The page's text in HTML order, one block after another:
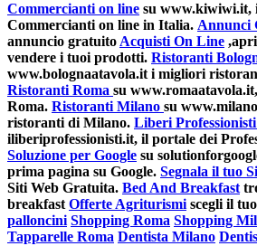
Commercianti on line su www.kiwiwi.it,
Commercianti on line in Italia. Annunci
annuncio gratuito Acquisti On Line
vendere i tuoi prodotti. Ristoranti
www.bolognaatavola.it i migliori
Ristoranti Roma su
Roma. Ristoranti Milano su
ristoranti di Milano. Liberi Professionisti
iliberiprofessionisti.it, il portale dei
Soluzione per Google su
prima pagina su Google. Segnala il tuo
Siti Web Gratuita. Bed And Breakfast
breakfast Offerte Agriturismi scegli il
palloncini Shopping Roma Shopping
Tapparelle Roma Dentista Milano